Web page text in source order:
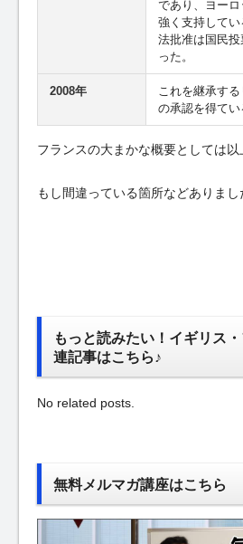
であり、ヨー
強く支持して
法批准は国民投
った。
2008年
これを継承す
の承認を得てい
フランスの大まかな概要としては以
もし間違っている箇所などありま
もっと読みたい！イギリス
連記事はこちら♪
No related posts.
無料メルマガ講座はこちら